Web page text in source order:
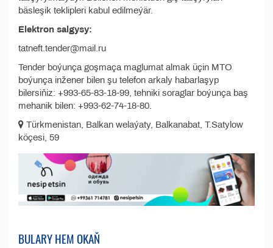
bäsleşik teklipleri kabul edilmeýär.
Elektron salgysy:
tatneft.tender@mail.ru
Tender boýunça goşmaça maglumat almak üçin MTO
boýunça inžener bilen şu telefon arkaly habarlaşyp
bilersiňiz: +993-65-83-18-99, tehniki soraglar boýunça baş
mehanik bilen: +993-62-74-18-80.
Türkmenistan, Balkan welaýaty, Balkanabat, T.Satylow
köçesi, 59
BULARY HEM OKAŇ